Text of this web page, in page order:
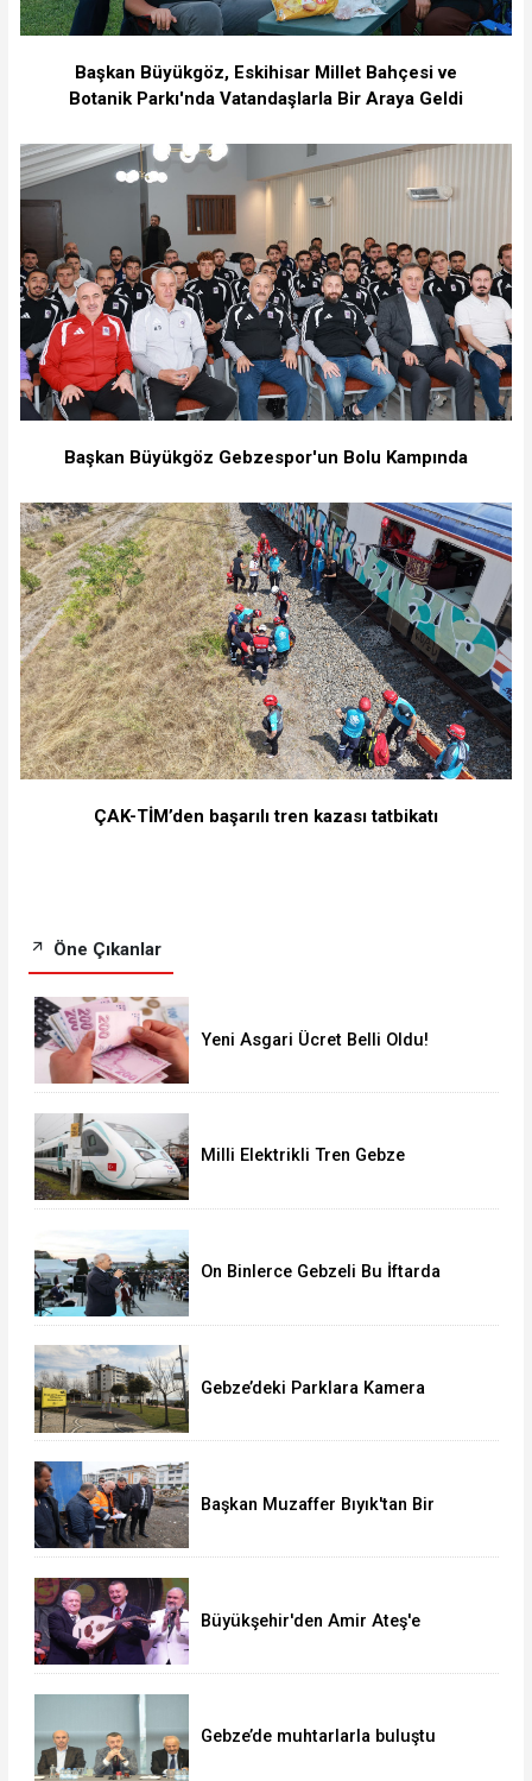
Başkan Büyükgöz, Eskihisar Millet Bahçesi ve
Botanik Parkı'nda Vatandaşlarla Bir Araya Geldi
Başkan Büyükgöz Gebzespor'un Bolu Kampında
ÇAK-TİM’den başarılı tren kazası tatbikatı
Öne Çıkanlar
Yeni Asgari Ücret Belli Oldu!
Milli Elektrikli Tren Gebze
On Binlerce Gebzeli Bu İftarda
Gebze’deki Parklara Kamera
Başkan Muzaffer Bıyık'tan Bir
Büyükşehir'den Amir Ateş'e
Gebze’de muhtarlarla buluştu